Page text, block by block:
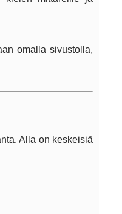
omalla sivustolla,
Alla on keskeisiä